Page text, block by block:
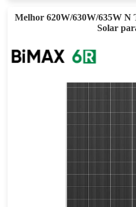
Melhor 620W/630W/635W
Solar